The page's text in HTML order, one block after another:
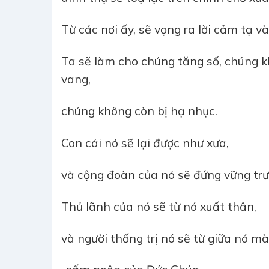
Từ các nơi ấy, sẽ vọng ra lời cảm tạ
Ta sẽ làm cho chúng tăng số, chúng
vang,
chúng không còn bị hạ nhục.
Con cái nó sẽ lại được như xưa,
và cộng đoàn của nó sẽ đứng vững
Thủ lãnh của nó sẽ từ nó xuất thân,
và người thống trị nó sẽ từ giữa nó